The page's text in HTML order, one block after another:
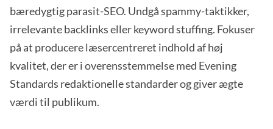
bæredygtig parasit-SEO. Undgå spammy-taktikker,
irrelevante backlinks eller keyword stuffing. Fokuser
på at producere læsercentreret indhold af høj
kvalitet, der er i overensstemmelse med Evening
Standards redaktionelle standarder og giver ægte
værdi til publikum.